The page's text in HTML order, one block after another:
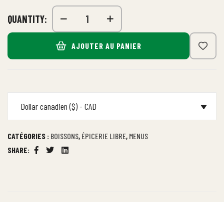
QUANTITY:
AJOUTER AU PANIER
Dollar canadien ($) - CAD
CATÉGORIES : BOISSONS, ÉPICERIE LIBRE, MENUS
SHARE:
Facebook
TwitterLinkedin